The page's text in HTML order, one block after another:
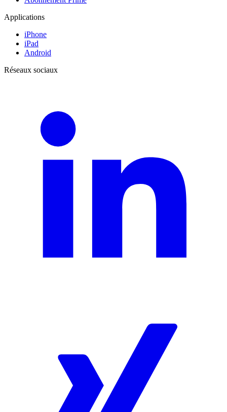
Applications
iPhone
iPad
Android
Réseaux sociaux